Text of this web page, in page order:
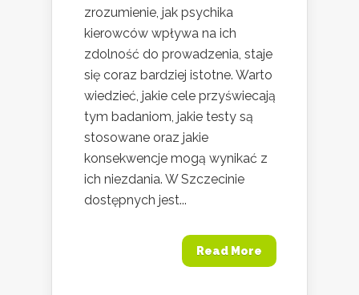
zrozumienie, jak psychika
kierowców wpływa na ich
zdolność do prowadzenia, staje
się coraz bardziej istotne. Warto
wiedzieć, jakie cele przyświecają
tym badaniom, jakie testy są
stosowane oraz jakie
konsekwencje mogą wynikać z
ich niezdania. W Szczecinie
dostępnych jest...
Read More